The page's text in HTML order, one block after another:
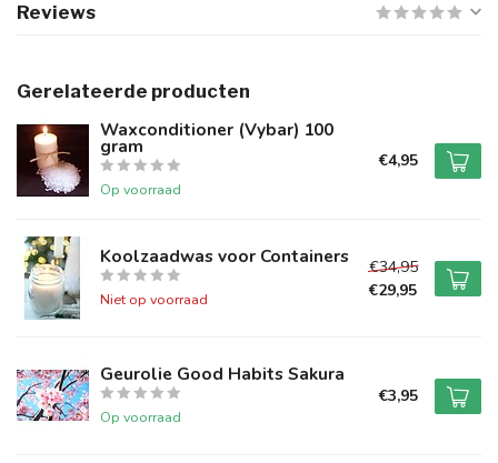
Reviews
Gerelateerde producten
Waxconditioner (Vybar) 100
gram
Op voorraad
€4,95
Koolzaadwas voor Containers
Niet op voorraad
€34,95
€29,95
Geurolie Good Habits Sakura
Op voorraad
€3,95